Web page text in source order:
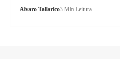
Alvaro Tallarico3 Min Leitura